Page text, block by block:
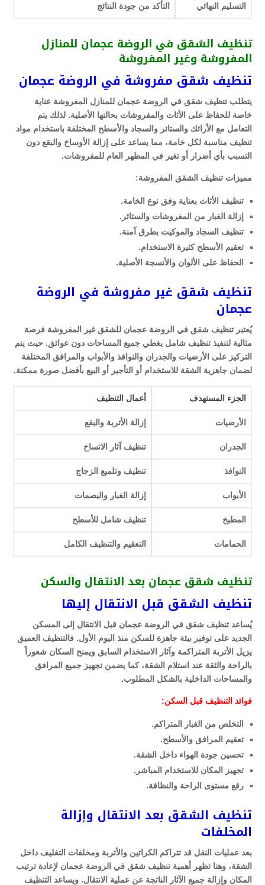
التسليم النهائي التأكد من جودة النتائج
تنظيف الشقق في الروضة عجمان للمنازل
المفروشة وغير المفروشة
تنظيف شقق مفروشة في الروضة عجمان
يتطلب تنظيف شقق في الروضة عجمان للمنازل المفروشة عناية
خاصة للحفاظ على الأثاث والمفروشات بحالتها الأصلية. لذلك يتم
التعامل مع الأرائك والستائر والسجاد والأسطح المختلفة باستخدام مواد
تنظيف مناسبة لكل خامة، مما يساعد على إزالة الأوساخ والبقع دون
التسبب بأي أضرار أو تغير في المظهر العام للمفروشات.
مميزات تنظيف الشقق المفروشة:
تنظيف الأثاث بعناية وفق نوع الخامة.
إزالة الغبار من المفروشات والستائر.
تنظيف السجاد والموكيت بطرق آمنة.
تعقيم الأسطح كثيرة الاستخدام.
الحفاظ على الألوان والأنسجة الأصلية.
تنظيف شقق غير مفروشة في الروضة
عجمان
يُعتبر تنظيف شقق في الروضة عجمان للشقق غير المفروشة فرصة
مثالية لتنفيذ تنظيف شامل يغطي جميع المساحات دون عوائق. حيث يتم
التركيز على الأرضيات والجدران والنوافذ والأبواب والمرافق المختلفة
لضمان جاهزية الشقة للاستخدام أو التأجير أو البيع بأفضل صورة ممكنة.
الجزء المستهدف أعمال التنظيف
الأرضيات إزالة الأتربة والبقع
الجدران تنظيف آثار الاتساخ
النوافذ تنظيف وتلميع الزجاج
الأبواب إزالة الغبار والبصمات
المطبخ تنظيف شامل للأسطح
الحمامات التعقيم والتنظيف الكامل
تنظيف شقق عجمان بعد الانتقال والسكن
تنظيف الشقق قبل الانتقال إليها
يُساعد تنظيف شقق في الروضة عجمان قبل الانتقال إلى المسكن
الجديد على توفير بيئة جاهزة للسكن منذ اليوم الأول. فالتنظيف العميق
يزيل الأتربة المتراكمة وآثار الاستخدام السابق ويمنح السكان شعوراً
بالراحة والثقة عند استلام الشقة، كما يضمن تجهيز جميع المرافق
والمساحات الداخلية بالشكل المطلوب.
فوائد التنظيف قبل السكن:
التخلص من الغبار المتراكم.
تعقيم المرافق والأسطح.
تحسين جودة الهواء داخل الشقة.
تجهيز المكان للاستخدام المباشر.
رفع مستوى الراحة والنظافة.
تنظيف الشقق بعد الانتقال وإزالة
المخلفات
بعد عمليات النقل قد تتراكم الكراتين والأتربة ومخلفات التغليف داخل
الشقة، وهنا تظهر أهمية تنظيف شقق في الروضة عجمان لإعادة ترتيب
المكان وإزالة جميع الآثار الناتجة عن عملية الانتقال. ويساعد التنظيف